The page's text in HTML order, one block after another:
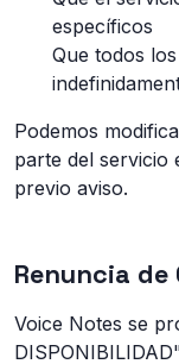
específicos
Que todos
Podemos
parte del servicio
previo aviso.
Renuncia de
Voice Notes se